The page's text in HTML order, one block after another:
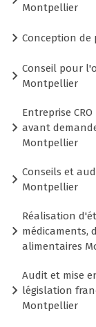
Montpellier
Conception
Conseil pour
Montpellier
Entreprise
avant
Montpellier
Conseils et
Montpellier
Réalisation
médicaments,
alimentaires
Audit et mise
législation
Montpellier